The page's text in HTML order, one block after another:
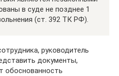
в суде не позднее 1
(ст. 392 ТК РФ).
руководитель
документы,
обоснованность